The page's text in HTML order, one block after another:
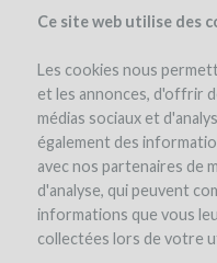
Ce site web utilise des
Les cookies nous
et les annonces, d'offrir
médias sociaux et
également des
avec nos partenaires de
d'analyse, qui peuvent
informations que vous
collectées lors de votre
le projet le domaine
les